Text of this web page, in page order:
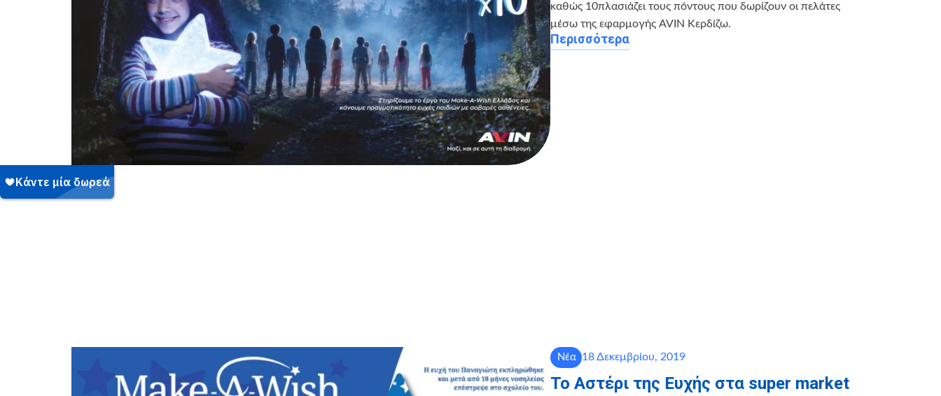
καθώς 10πλασιάζει τους πόντους που δωρίζουν οι πελάτες
μέσω της εφαρμογής AVIN Κερδίζω.
Περισσότερα
Νέα 18 Δεκεμβρίου, 2019
To Αστέρι της Ευχής στα super market